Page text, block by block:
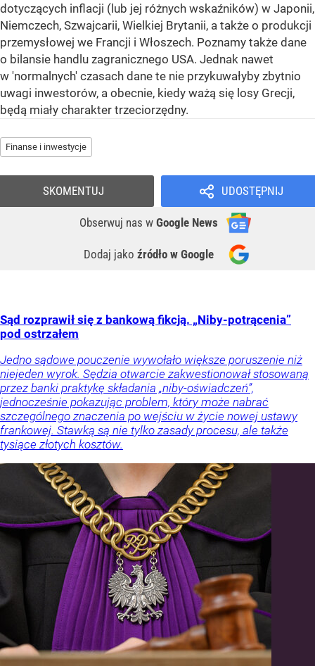
dotyczących inflacji (lub jej różnych wskaźników) w Japonii,
Niemczech, Szwajcarii, Wielkiej Brytanii, a także o produkcji
przemysłowej we Francji i Włoszech. Poznamy także dane
o bilansie handlu zagranicznego USA. Jednak nawet
w 'normalnych' czasach dane te nie przykuwałyby zbytnio
uwagi inwestorów, a obecnie, kiedy ważą się losy Grecji,
będą miały charakter trzeciorzędny.
Finanse i inwestycje
UDOSTĘPNIJ
Obserwuj nas w Google News
Dodaj jako źródło w Google
SKOMENTUJ
Sąd rozprawił się z bankową fikcją. „Niby-potrącenia”
pod ostrzałem
Jedno sądowe pouczenie wywołało większe poruszenie niż
niejeden wyrok. Sędzia otwarcie zakwestionował stosowaną
przez banki praktykę składania „niby-oświadczeń”,
jednocześnie pokazując problem, który może nabrać
szczególnego znaczenia po wejściu w życie nowej ustawy
frankowej. Stawką są nie tylko zasady procesu, ale także
tysiące złotych kosztów.